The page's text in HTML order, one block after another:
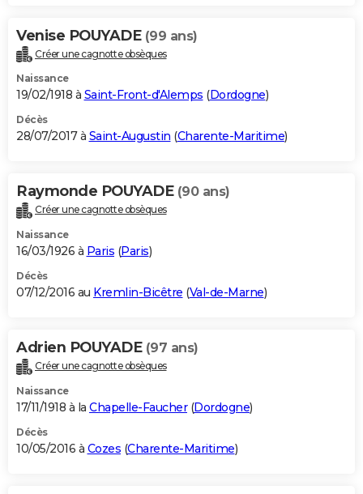
Venise POUYADE (99 ans)
Créer une cagnotte obsèques
Naissance
19/02/1918 à Saint-Front-d'Alemps (Dordogne)
Décès
28/07/2017 à Saint-Augustin (Charente-Maritime)
Raymonde POUYADE (90 ans)
Créer une cagnotte obsèques
Naissance
16/03/1926 à Paris (Paris)
Décès
07/12/2016 au Kremlin-Bicêtre (Val-de-Marne)
Adrien POUYADE (97 ans)
Créer une cagnotte obsèques
Naissance
17/11/1918 à la Chapelle-Faucher(Dordogne)
Décès
10/05/2016 à Cozes (Charente-Maritime)